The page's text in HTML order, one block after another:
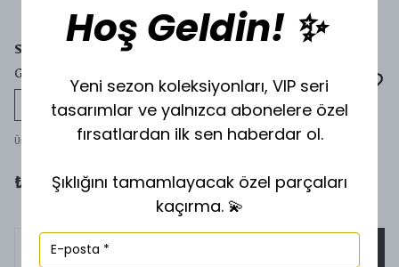
SESİ
GÖZLÜK (1)
Tükeniyor
Ürün Kodu 96934593
₺ 1,000.00
Hoş Geldin! ✨
Yeni sezon koleksiyonları, VIP seri
tasarımlar ve yalnızca abonelere özel
fırsatlardan ilk sen haberdar ol.
Şıklığını tamamlayacak özel parçaları
kaçırma. 💫